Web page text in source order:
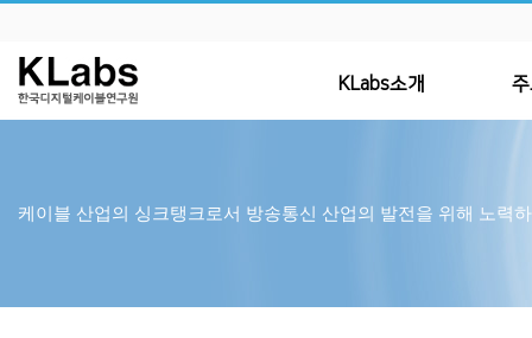
KLabs소개
케이블 산업의 싱크탱크로서 방송통신 산업의 발전을 위해 노력